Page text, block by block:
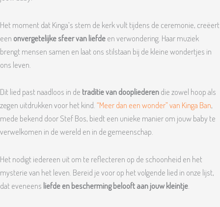
Het moment dat Kinga’s stem de kerk vult tijdens de ceremonie, creëert
een onvergetelijke sfeer van liefdeen verwondering. Haar muziek
brengt mensen samen en laat ons stilstaan bij de kleine wondertjes in
ons leven.
Dit lied past naadloos in de traditie van doopliederendie zowel hoop als
zegen uitdrukken voor het kind.“Meer dan een wonder” van Kinga Ban,
mede bekend door Stef Bos, biedt een unieke manier om jouw baby te
verwelkomen in de wereld en in de gemeenschap.
Het nodigt iedereen uit om te reflecteren op de schoonheid en het
mysterie van het leven. Bereid je voor op het volgende lied in onze lijst,
dat eveneens liefde en bescherming belooft aan jouw kleintje